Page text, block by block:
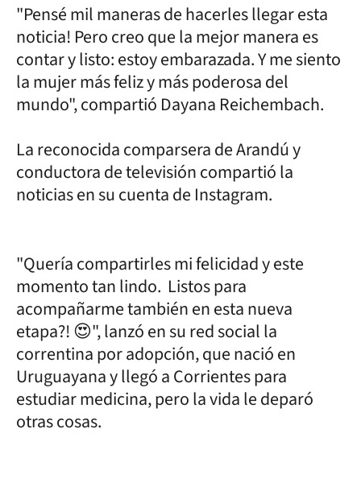
"Pensé mil maneras de hacerles llegar esta
noticia! Pero creo que la mejor manera es
contar y listo: estoy embarazada. Y me siento
la mujer más feliz y más poderosa del
mundo", compartió Dayana Reichembach.
La reconocida comparsera de Arandú y
conductora de televisión compartió la
noticias en su cuenta de Instagram.
"Quería compartirles mi felicidad y este
momento tan lindo. Listos para
acompañarme también en esta nueva
etapa?! 😍", lanzó en su red social la
correntina por adopción, que nació en
Uruguayana y llegó a Corrientes para
estudiar medicina, pero la vida le deparó
otras cosas.